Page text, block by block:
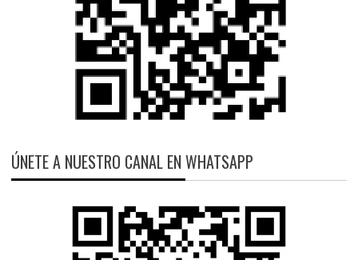
ÚNETE A NUESTRO CANAL EN WHATSAPP